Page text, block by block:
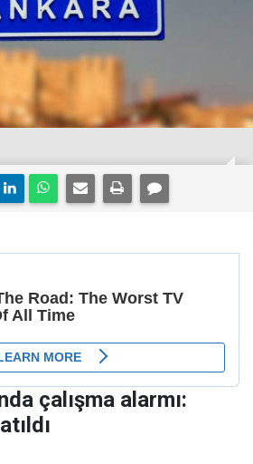
çalışma alarmı: